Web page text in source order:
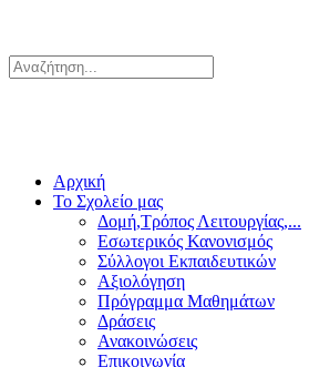
Αρχική
Το Σχολείο μας
Δομή,Τρόπος Λειτουργίας,...
Εσωτερικός Κανονισμός
Σύλλογοι Εκπαιδευτικών
Αξιολόγηση
Πρόγραμμα Μαθημάτων
Δράσεις
Ανακοινώσεις
Επικοινωνία